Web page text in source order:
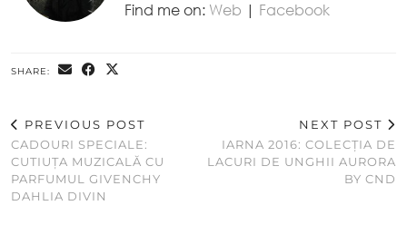
Find me on: Web | Facebook
SHARE:
PREVIOUS POST
CADOURI SPECIALE:
CUTIUȚA MUZICALĂ CU
PARFUMUL GIVENCHY
DAHLIA DIVIN
NEXT POST
IARNA 2016: COLECȚIA DE
LACURI DE UNGHII AURORA
BY CND